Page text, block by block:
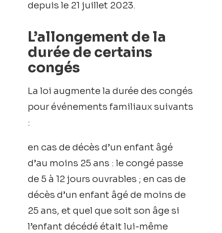
depuis le 21 juillet 2023.
L’allongement de la
durée de certains
congés
La loi augmente la durée des congés
pour événements familiaux suivants
:
en cas de décès d’un enfant âgé
d’au moins 25 ans : le congé passe
de 5 à 12 jours ouvrables ; en cas de
décès d’un enfant âgé de moins de
25 ans, et quel que soit son âge si
l’enfant décédé était lui-même